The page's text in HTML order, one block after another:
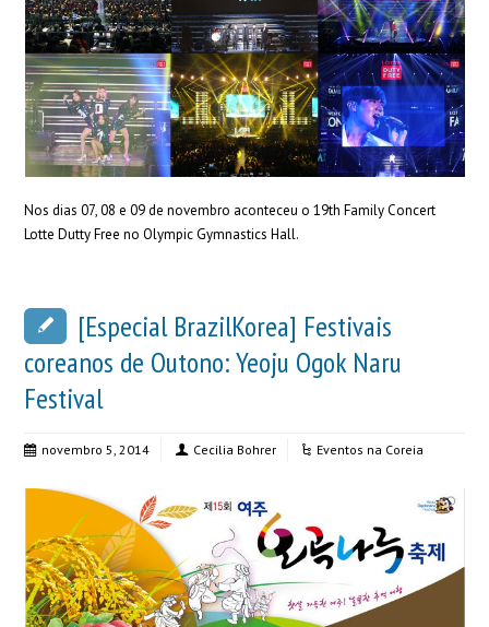
Nos dias 07, 08 e 09 de novembro aconteceu o 19th Family Concert
Lotte Dutty Free no Olympic Gymnastics Hall.
[Especial BrazilKorea] Festivais
coreanos de Outono: Yeoju Ogok Naru
Festival
novembro 5, 2014 Cecilia Bohrer Eventos na Coreia